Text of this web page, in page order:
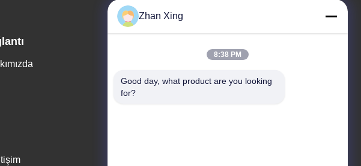
No. 43-101, Meiyingsen, Xinpotou, Xinqiang Topluluğu,
Xinhu Caddesi, Guangming Bölgesi, Shenzhen
Zhan Xing
8:38 PM
Good day, what product are you looking
for?